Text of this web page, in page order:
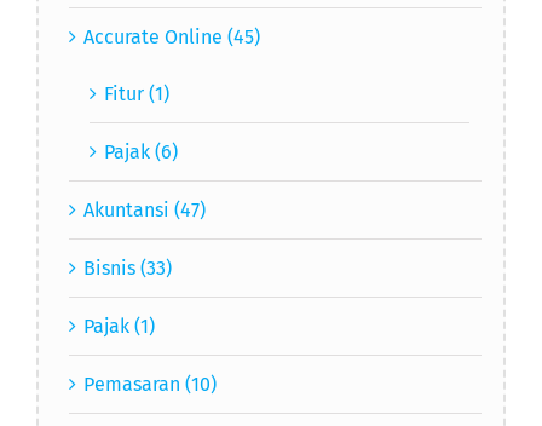
Accurate Online (45)
Fitur (1)
Pajak (6)
Akuntansi (47)
Bisnis (33)
Pajak (1)
Pemasaran (10)